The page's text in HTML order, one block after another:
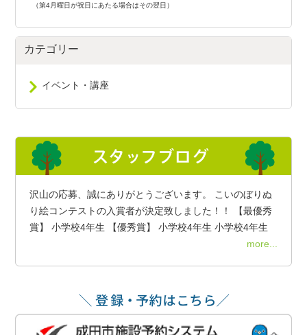
（第4月曜日が祝日にあたる場合はその翌日）
カテゴリー
イベント・講座
沢山の応募、誠にありがとうございます。 こいのぼりぬ
り絵コンテストの入賞者が決定致しました！！ 【最優秀
賞】 小学校4年生 【優秀賞】 小学校4年生 小学校4年生
more...